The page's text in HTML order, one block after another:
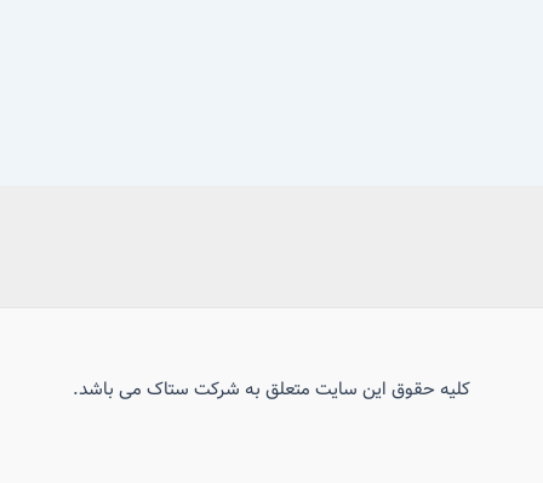
کلیه حقوق این سایت متعلق به شرکت ستاک می باشد.